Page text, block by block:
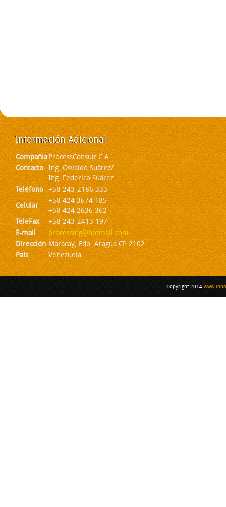
InformaciónAdicional
CompañiaProcessConsult C.A.
Contacto Ing. Osvaldo Suárez/
Ing. Federico Suárez
Teléfono +58 243-2186 333
Celular
+58 424 3674 185
+58 424 2636 362
TeleFax
+58 243-2413 197
E-mail
processing@hotmail.com
Dirección Maracay, Edo. Aragua CP 2102
País
Venezuela
Copyright 2014